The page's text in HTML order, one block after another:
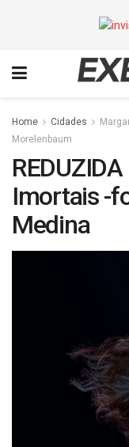
Home Cidades
Morelenbaum
Imortais -
Medina